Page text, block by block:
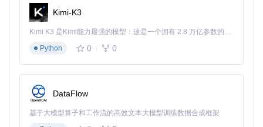
的冰晶背景配合节日装饰，让家庭聚会更具仪式感。
户外派对的音乐狂欢
夏季的庭院或阳台也能变身户外KTV。将笔记本连接到便携投
影仪，选择夏季花朵主题背景，配上户外音响，就能在星空下
举办一场音乐派对。系统支持自定义歌单功能，你可以提前准
备适合户外氛围的歌曲列表，从经典老歌到流行金曲，满足不
同年龄段的音乐喜好。
Kimi-K3
Kimi K3 是Kimi能力最强的模型：这是一个拥有 2.8 万亿参数的混合专家（MoE）模型，具备原生视觉理解能力，并支持 100 万 token 的上下文窗口。
Python
0 0
DataFlow
基于大模型算子和工作流的高效文本大模型训练数据合成框架